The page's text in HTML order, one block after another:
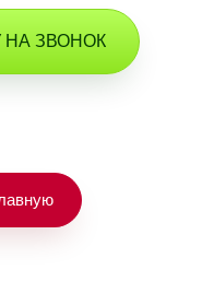
НА ЗВОНОК